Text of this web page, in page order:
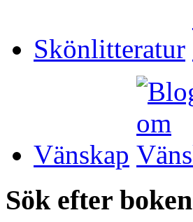
Skönlitteratur
Vänskap
Sök efter boken